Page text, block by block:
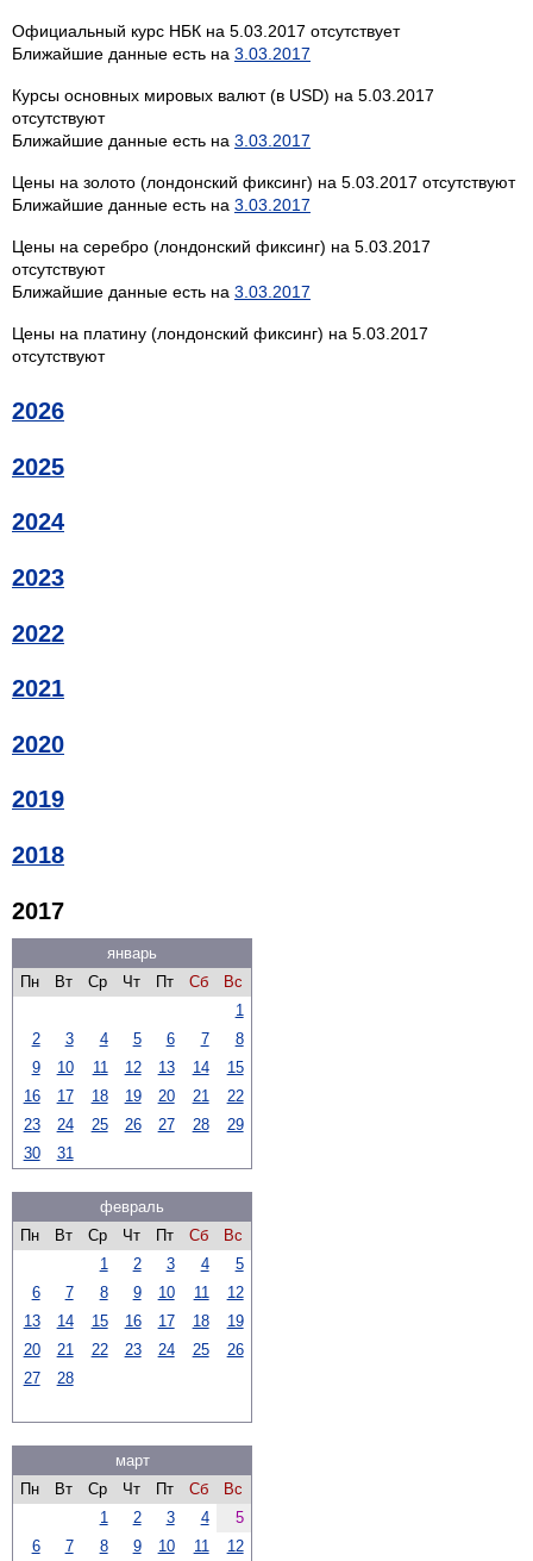
Официальный курс НБК на 5.03.2017 отсутствует
Ближайшие данные есть на 3.03.2017
Курсы основных мировых валют (в USD) на 5.03.2017
отсутствуют
Ближайшие данные есть на 3.03.2017
Цены на золото (лондонский фиксинг) на 5.03.2017 отсутствуют
Ближайшие данные есть на 3.03.2017
Цены на серебро (лондонский фиксинг) на 5.03.2017
отсутствуют
Ближайшие данные есть на 3.03.2017
Цены на платину (лондонский фиксинг) на 5.03.2017
отсутствуют
2026
2025
2024
2023
2022
2021
2020
2019
2018
2017
январь
Пн
Вт Ср Чт Пт Сб
Вс
1
2
3 4 5 6 7
8
9
10 11 12 13 14
15
16
17 18 19 20 21
22
23
24 25 26 27 28
29
30
31
февраль
Пн
Вт Ср Чт Пт Сб
Вс
1
2 3 4
5
6
7 8 9 10 11
12
13
14 15 16 17 18
19
20
21 22 23 24 25
26
27
28
март
Пн
Вт Ср Чт Пт Сб
Вс
1
2 3 4
5
6
7 8 9 10 11 12